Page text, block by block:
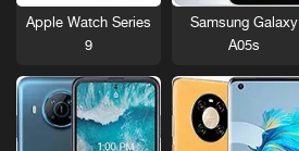
Samsung Galaxy
A05s
Apple Watch Series
9